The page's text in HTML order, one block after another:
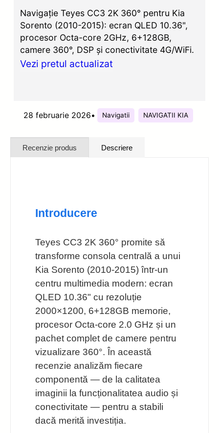
Navigație Teyes CC3 2K 360° pentru Kia
Sorento (2010-2015): ecran QLED 10.36",
procesor Octa-core 2GHz, 6+128GB,
camere 360°, DSP și conectivitate 4G/WiFi.
Vezi pretul actualizat
28 februarie 2026• Navigatii NAVIGATII KIA
Recenzie produs Descriere
Introducere
Teyes CC3 2K 360° promite să
transforme consola centrală a unui
Kia Sorento (2010-2015) într-un
centru multimedia modern: ecran
QLED 10.36" cu rezoluție
2000×1200, 6+128GB memorie,
procesor Octa-core 2.0 GHz și un
pachet complet de camere pentru
vizualizare 360°. În această
recenzie analizăm fiecare
componentă — de la calitatea
imaginii la funcționalitatea audio și
conectivitate — pentru a stabili
dacă merită investiția.